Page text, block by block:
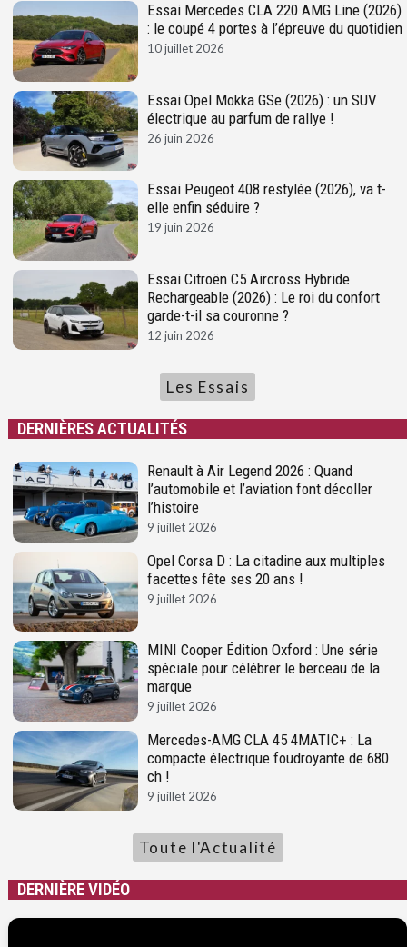
Essai Mercedes CLA 220 AMG Line (2026)
: le coupé 4 portes à l’épreuve du quotidien
10 juillet 2026
Essai Opel Mokka GSe (2026) : un SUV
électrique au parfum de rallye !
26 juin 2026
Essai Peugeot 408 restylée (2026), va t-
elle enfin séduire ?
19 juin 2026
Essai Citroën C5 Aircross Hybride
Rechargeable (2026) : Le roi du confort
garde-t-il sa couronne ?
12 juin 2026
Les Essais
DERNIÈRES ACTUALITÉS
Renault à Air Legend 2026 : Quand
l’automobile et l’aviation font décoller
l’histoire
9 juillet 2026
Opel Corsa D : La citadine aux multiples
facettes fête ses 20 ans !
9 juillet 2026
MINI Cooper Édition Oxford : Une série
spéciale pour célébrer le berceau de la
marque
9 juillet 2026
Mercedes-AMG CLA 45 4MATIC+ : La
compacte électrique foudroyante de 680
ch !
9 juillet 2026
Toute l'Actualité
DERNIÈRE VIDÉO